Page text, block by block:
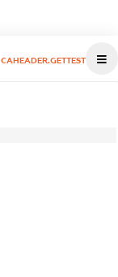
CAHEADER.GETTEST